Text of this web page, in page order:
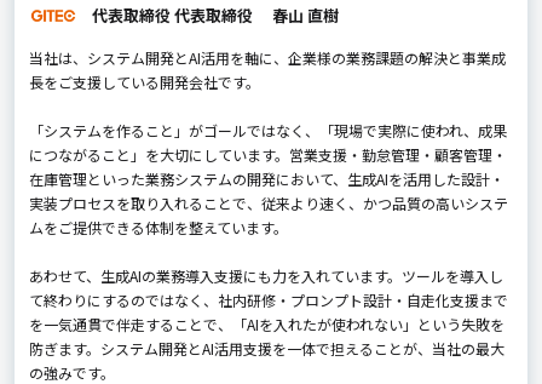
代表取締役 代表取締役 春山 直樹
当社は、システム開発とAI活用を軸に、企業様の業務課題の解決と事業成
長をご支援している開発会社です。
「システムを作ること」がゴールではなく、「現場で実際に使われ、成果
につながること」を大切にしています。営業支援・勤怠管理・顧客管理・
在庫管理といった業務システムの開発において、生成AIを活用した設計・
実装プロセスを取り入れることで、従来より速く、かつ品質の高いシステ
ムをご提供できる体制を整えています。
あわせて、生成AIの業務導入支援にも力を入れています。ツールを導入し
て終わりにするのではなく、社内研修・プロンプト設計・自走化支援まで
を一気通貫で伴走することで、「AIを入れたが使われない」という失敗を
防ぎます。システム開発とAI活用支援を一体で担えることが、当社の最大
の強みです。